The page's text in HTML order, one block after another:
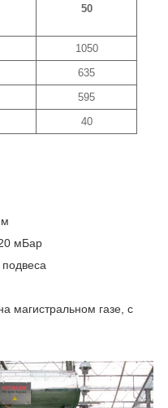
50
1050
635
595
40
м
мБар
магистральном газе, с